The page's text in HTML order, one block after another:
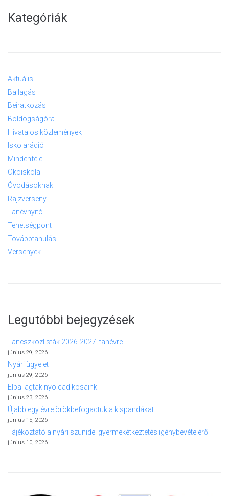
Kategóriák
Aktuális
Ballagás
Beiratkozás
Boldogságóra
Hivatalos közlemények
Iskolarádió
Mindenféle
Ökoiskola
Óvodásoknak
Rajzverseny
Tanévnyitó
Tehetségpont
Továbbtanulás
Versenyek
Legutóbbi bejegyzések
Taneszközlisták 2026-2027. tanévre
június 29, 2026
Nyári ügyelet
június 29, 2026
Elballagtak nyolcadikosaink
június 23, 2026
Újabb egy évre örökbefogadtuk a kispandákat
június 15, 2026
Tájékoztató a nyári szünidei gyermekétkeztetés igénybevételéről
június 10, 2026